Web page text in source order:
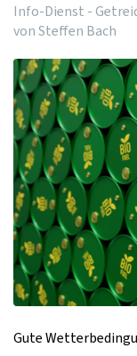
Info-Dienst -
von Steffen Bach
Gute